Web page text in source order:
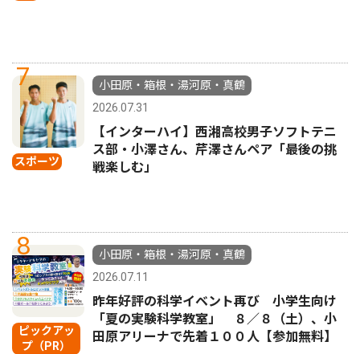
7
スポーツ
小田原・箱根・湯河原・真鶴
2026.07.31
【インターハイ】西湘高校男子ソフトテニ
ス部・小澤さん、芹澤さんペア「最後の挑
戦楽しむ」
8
ピックアッ
プ（PR）
小田原・箱根・湯河原・真鶴
2026.07.11
昨年好評の科学イベント再び 小学生向け
「夏の実験科学教室」 ８／８（土）、小
田原アリーナで先着１００人【参加無料】